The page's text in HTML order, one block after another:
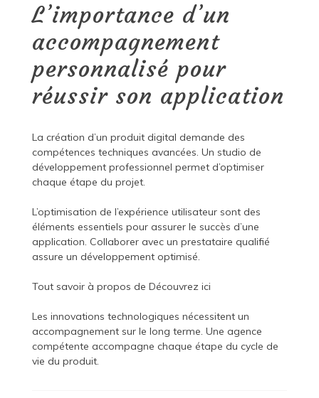
L’importance d’un
accompagnement
personnalisé pour
réussir son application
La création d’un produit digital demande des
compétences techniques avancées. Un studio de
développement professionnel permet d’optimiser
chaque étape du projet.
L’optimisation de l’expérience utilisateur sont des
éléments essentiels pour assurer le succès d’une
application. Collaborer avec un prestataire qualifié
assure un développement optimisé.
Tout savoir à propos de Découvrez ici
Les innovations technologiques nécessitent un
accompagnement sur le long terme. Une agence
compétente accompagne chaque étape du cycle de
vie du produit.